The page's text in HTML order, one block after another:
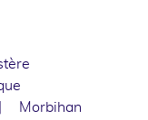
Morbihan